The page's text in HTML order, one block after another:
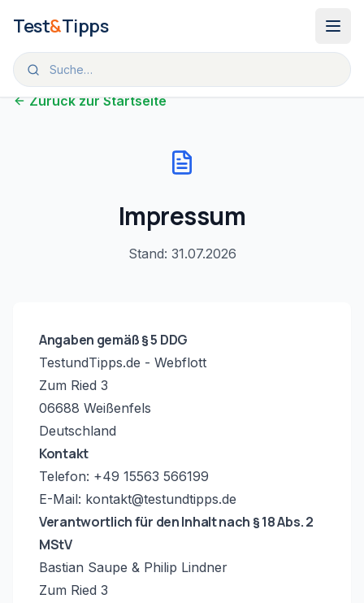
Test&Tipps
Zurück zur Startseite
Impressum
Stand: 31.07.2026
Angaben gemäß § 5 DDG
TestundTipps.de - Webflott
Zum Ried 3
06688 Weißenfels
Deutschland
Kontakt
Telefon: +49 15563 566199
E-Mail: kontakt@testundtipps.de
Verantwortlich für den Inhalt nach § 18 Abs. 2
MStV
Bastian Saupe & Philip Lindner
Zum Ried 3